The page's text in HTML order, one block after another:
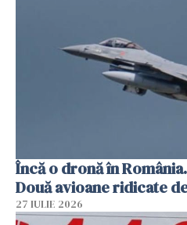
Încă o dronă în
Două avioane ridicate
27 IULIE 2026